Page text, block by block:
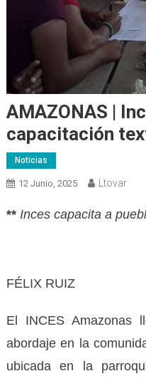
AMAZONAS |
capacitación
Noticias
12 Junio, 2025 Ltovar
** Inces capacita a
FÉLIX RUIZ
El INCES Amazonas
abordaje en la
ubicada en la